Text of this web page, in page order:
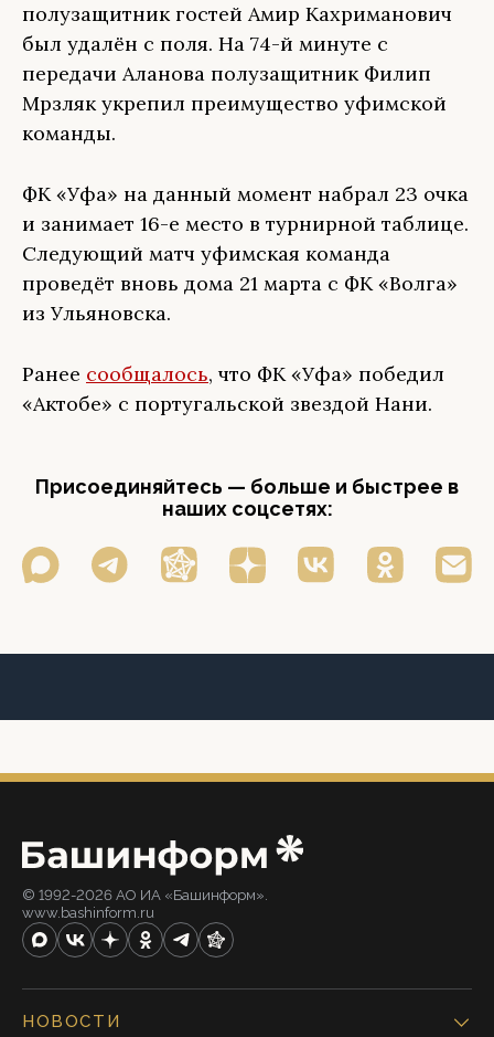
полузащитник гостей Амир Кахриманович
был удалён с поля. На 74-й минуте с
передачи Аланова полузащитник Филип
Мрзляк укрепил преимущество уфимской
команды.
ФК «Уфа» на данный момент набрал 23 очка
и занимает 16-е место в турнирной таблице.
Следующий матч уфимская команда
проведёт вновь дома 21 марта с ФК «Волга»
из Ульяновска.
Ранее сообщалось, что ФК «Уфа» победил
«Актобе» с португальской звездой Нани.
Присоединяйтесь — больше и быстрее в
наших соцсетях:
© 1992-2026 АО ИА «Башинформ».
www.bashinform.ru
НОВОСТИ